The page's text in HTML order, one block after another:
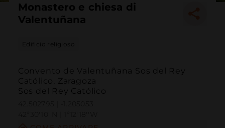
Monastero e chiesa di
Valentuñana
Edificio religioso
Convento de Valentuñana Sos del Rey
Católico, Zaragoza
Sos del Rey Católico